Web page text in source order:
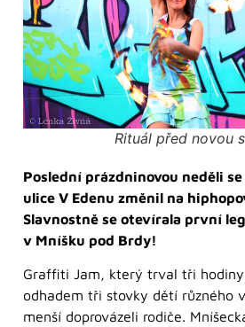
Rituál před novou
Poslední prázdninovou neděli
ulice V Edenu změnil na
Slavnostně se otevírala první
v Mníšku pod Brdy!
Graffiti Jam, který trval tři
odhadem tři stovky dětí různého
menší doprovázeli rodiče.